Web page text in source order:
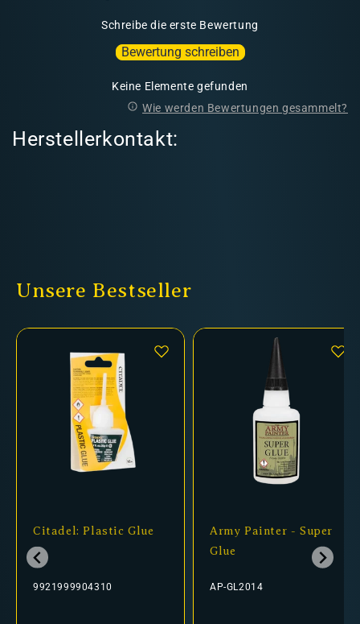
Schreibe die erste Bewertung
Bewertung schreiben
Keine Elemente gefunden
Wie werden Bewertungen gesammelt?
Herstellerkontakt:
Unsere Bestseller
Citadel: Plastic Glue
9921999904310
Army Painter - Super
Glue
AP-GL2014